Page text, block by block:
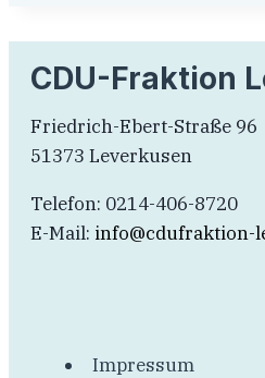
CDU-Fraktion
Friedrich-Ebert-Straße 96
51373 Leverkusen
Telefon: 0214-406-8720
E-Mail: info@cdufraktion-
Impressum